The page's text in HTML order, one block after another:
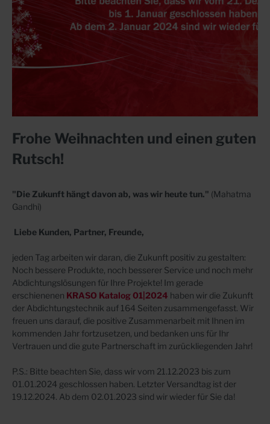
Frohe Weihnachten und einen guten
Rutsch!
"Die Zukunft hängt davon ab, was wir heute tun." (Mahatma
Gandhi)
Liebe Kunden, Partner, Freunde,
jeden Tag arbeiten wir daran, die Zukunft positiv zu gestalten:
Noch bessere Produkte, noch besserer Service und noch mehr
Abdichtungslösungen für Ihre Projekte! Im gerade
erschienenen KRASO Katalog 01|2024 haben wir die Zukunft
der Abdichtungstechnik auf 164 Seiten zusammengefasst. Wir
freuen uns darauf, die positive Zusammenarbeit mit Ihnen im
kommenden Jahr fortzusetzen, und bedanken uns für Ihr
Vertrauen und die gute Partnerschaft im zurückliegenden Jahr!
P.S.: Bitte beachten Sie, dass wir vom 21.12.2023 bis zum
01.01.2024 geschlossen haben. Letzter Versandtag ist der
19.12.2024. Ab dem 02.01.2023 sind wir wieder für Sie da!